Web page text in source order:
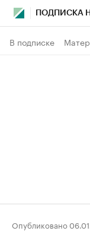
ПОДПИСКА
В подписке
Опубликовано